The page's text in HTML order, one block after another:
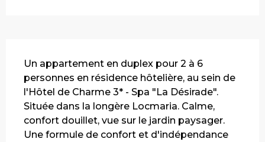
Un appartement en duplex pour 2 à 6
personnes en résidence hôtelière, au sein de
l'Hôtel de Charme 3* - Spa "La Désirade".
Située dans la longère Locmaria. Calme,
confort douillet, vue sur le jardin paysager.
Une formule de confort et d'indépendance